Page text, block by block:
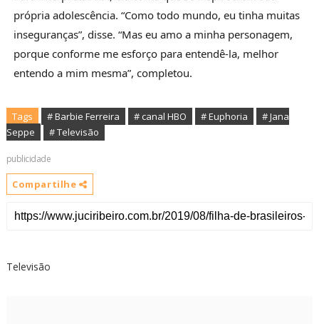
própria adolescência. “Como todo mundo, eu tinha muitas
inseguranças”, disse. “Mas eu amo a minha personagem,
porque conforme me esforço para entendê-la, melhor
entendo a mim mesma”, completou.
Tags # Barbie Ferreira # canal HBO # Euphoria
# Jana
Seppe
# Televisão
publicidade
Compartilhe
Televisão